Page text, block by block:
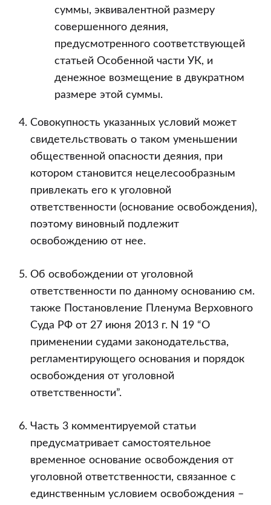
суммы, эквивалентной размеру
совершенного деяния,
предусмотренного соответствующей
статьей Особенной части УК, и
денежное возмещение в двукратном
размере этой суммы.
Совокупность указанных условий может
свидетельствовать о таком уменьшении
общественной опасности деяния, при
котором становится нецелесообразным
привлекать его к уголовной
ответственности (основание освобождения),
поэтому виновный подлежит
освобождению от нее.
Об освобождении от уголовной
ответственности по данному основанию см.
также Постановление Пленума Верховного
Суда РФ от 27 июня 2013 г. N 19 “О
применении судами законодательства,
регламентирующего основания и порядок
освобождения от уголовной
ответственности”.
Часть 3 комментируемой статьи
предусматривает самостоятельное
временное основание освобождения от
уголовной ответственности, связанное с
единственным условием освобождения –